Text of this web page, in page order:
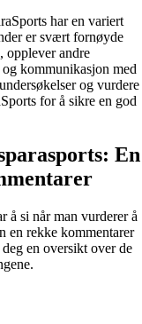
har en variert
er svært fornøyde
opplever andre
kommunikasjon med
og vurdere
for å sikre en god
En
å si når man vurderer å
en rekke kommentarer
en oversikt over de